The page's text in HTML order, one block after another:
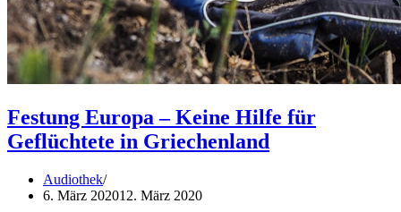
Festung Europa – Keine Hilfe für
Geflüchtete in Griechenland
Audiothek
6. März 202012. März 2020